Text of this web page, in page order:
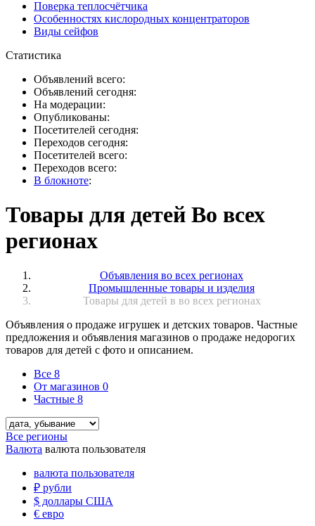
Поверка теплосчётчика
Особенностях кислородных концентраторов
Виды сейфов
Статистика
Объявлений всего:
Объявлений сегодня:
На модерации:
Опубликованы:
Посетителей сегодня:
Переходов сегодня:
Посетителей всего:
Переходов всего:
В блокноте:
Товары для детей Во всех
регионах
Объявления во всех регионах
Промышленные товары и изделия
Товары для детей в во всех регионах
Объявления о продаже игрушек и детских товаров. Частные
предложения и объявления магазинов о продаже недорогих
товаров для детей с фото и описанием.
Все 8
От магазинов 0
Частные 8
Все регионы
Валюта валюта пользователя
валюта пользователя
₽ рубли
$ доллары США
€ евро